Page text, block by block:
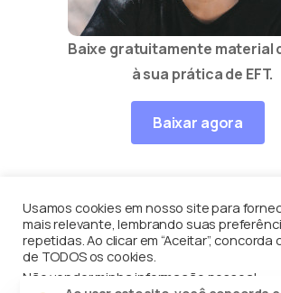
Baixe gratuitamente material
à sua prática de EFT.
Baixar agora
Equilíbrio ContínuoporEnéas
direito reservados
Usamos cookies em nosso site para
mais relevante, lembrando suas
repetidas. Ao clicar em “Aceitar”,
de TODOS os cookies.
Não vender minha informação pessoal